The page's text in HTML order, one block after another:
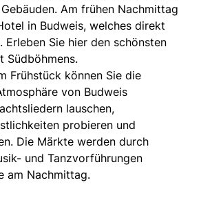
Am frühen Nachmittag
in Budweis, welches direkt
Erleben Sie hier den schönsten
Südböhmens.
Frühstück können Sie die
von Budweis
lauschen,
probieren und
Die Märkte werden durch
und Tanzvorführungen
am Nachmittag.